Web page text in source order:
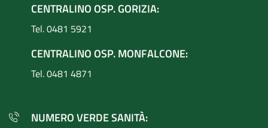
CENTRALINO OSP. GORIZIA:
Tel. 0481 5921
CENTRALINO OSP. MONFALCONE:
Tel. 0481 4871
NUMERO VERDE SANITÀ: